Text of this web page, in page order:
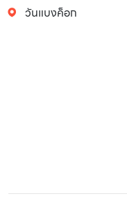
วันแบงค็อก